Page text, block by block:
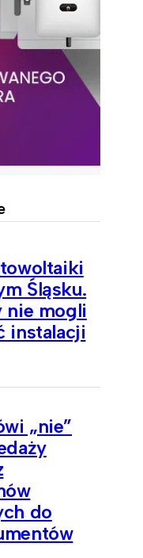
Śląsku.
nie mogli
instalacji
„nie”
do